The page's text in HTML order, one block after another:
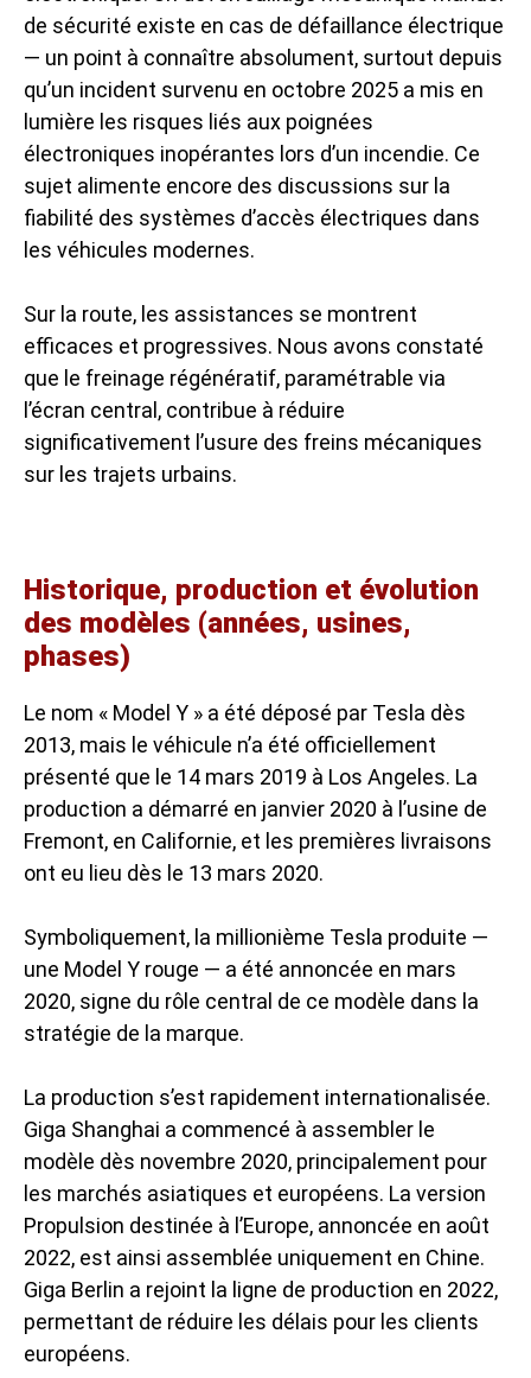
de sécurité existe en cas de défaillance électrique
— un point à connaître absolument, surtout depuis
qu’un incident survenu en octobre 2025 a mis en
lumière les risques liés aux poignées
électroniques inopérantes lors d’un incendie. Ce
sujet alimente encore des discussions sur la
fiabilité des systèmes d’accès électriques dans
les véhicules modernes.
Sur la route, les assistances se montrent
efficaces et progressives. Nous avons constaté
que le freinage régénératif, paramétrable via
l’écran central, contribue à réduire
significativement l’usure des freins mécaniques
sur les trajets urbains.
Historique, production et évolution
des modèles (années, usines,
phases)
Le nom « Model Y » a été déposé par Tesla dès
2013, mais le véhicule n’a été officiellement
présenté que le 14 mars 2019 à Los Angeles. La
production a démarré en janvier 2020 à l’usine de
Fremont, en Californie, et les premières livraisons
ont eu lieu dès le 13 mars 2020.
Symboliquement, la millionième Tesla produite —
une Model Y rouge — a été annoncée en mars
2020, signe du rôle central de ce modèle dans la
stratégie de la marque.
La production s’est rapidement internationalisée.
Giga Shanghai a commencé à assembler le
modèle dès novembre 2020, principalement pour
les marchés asiatiques et européens. La version
Propulsion destinée à l’Europe, annoncée en août
2022, est ainsi assemblée uniquement en Chine.
Giga Berlin a rejoint la ligne de production en 2022,
permettant de réduire les délais pour les clients
européens.